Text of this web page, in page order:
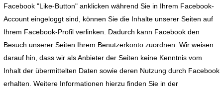
Facebook "Like-Button" anklicken während Sie in Ihrem Facebook-
Account eingeloggt sind, können Sie die Inhalte unserer Seiten auf
Ihrem Facebook-Profil verlinken. Dadurch kann Facebook den
Besuch unserer Seiten Ihrem Benutzerkonto zuordnen. Wir weisen
darauf hin, dass wir als Anbieter der Seiten keine Kenntnis vom
Inhalt der übermittelten Daten sowie deren Nutzung durch Facebook
erhalten. Weitere Informationen hierzu finden Sie in der